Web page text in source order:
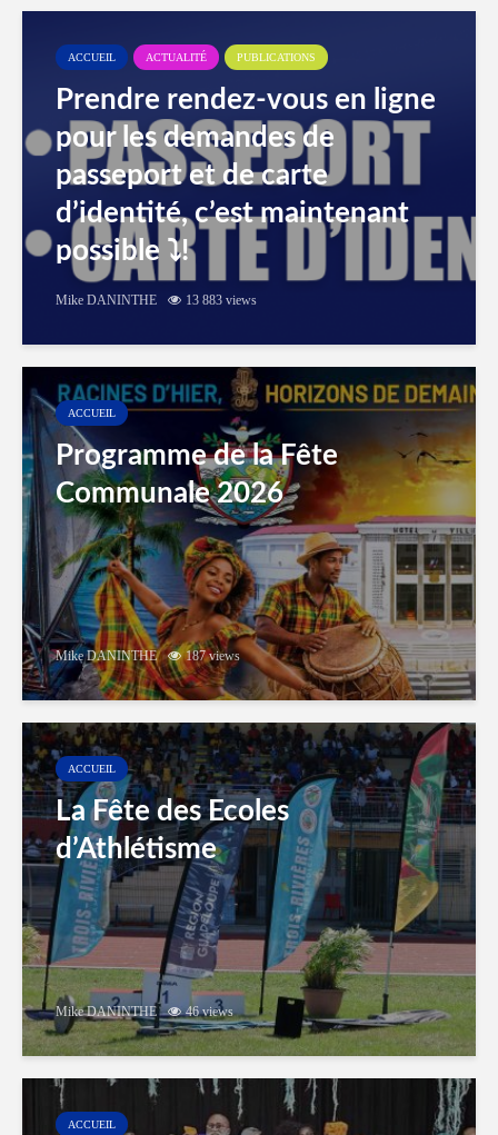
ACCUEIL ACTUALITÉ PUBLICATIONS
Prendre rendez-vous en ligne
pour les demandes de
passeport et de carte
d’identité, c’est maintenant
possible ⤵️!
Mike DANINTHE 13 883 views
ACCUEIL
Programme de la Fête
Communale 2026
Mike DANINTHE 187 views
ACCUEIL
La Fête des Ecoles
d’Athlétisme
Mike DANINTHE 46 views
ACCUEIL